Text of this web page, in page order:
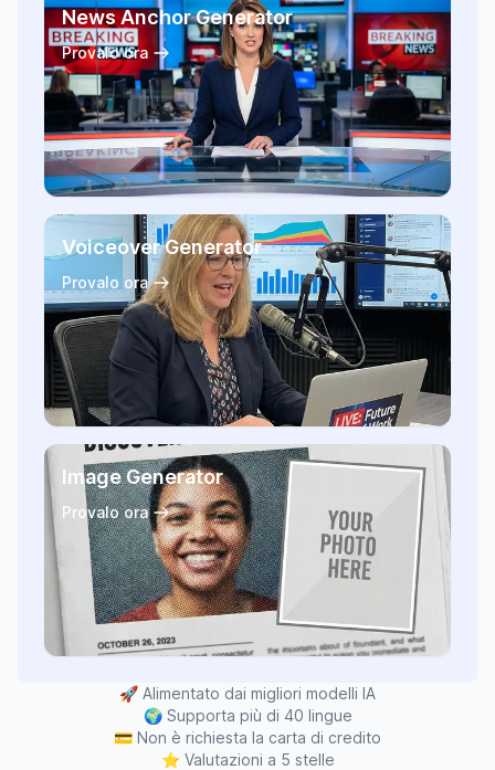
News Anchor Generator
Provalo ora
Voiceover Generator
Provalo ora
Image Generator
Provalo ora
🚀 Alimentato dai migliori modelli IA
🌍 Supporta più di 40 lingue
💳 Non è richiesta la carta di credito
⭐ Valutazioni a 5 stelle